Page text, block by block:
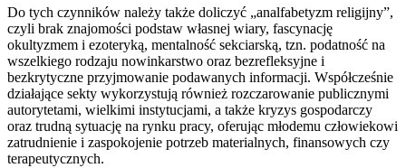
Do tych czynników należy także doliczyć „analfabetyzm religijny”,
czyli brak znajomości podstaw własnej wiary, fascynację
okultyzmem i ezoteryką, mentalność sekciarską, tzn. podatność na
wszelkiego rodzaju nowinkarstwo oraz bezrefleksyjne i
bezkrytyczne przyjmowanie podawanych informacji. Współcześnie
działające sekty wykorzystują również rozczarowanie publicznymi
autorytetami, wielkimi instytucjami, a także kryzys gospodarczy
oraz trudną sytuację na rynku pracy, oferując młodemu człowiekowi
zatrudnienie i zaspokojenie potrzeb materialnych, finansowych czy
terapeutycznych.